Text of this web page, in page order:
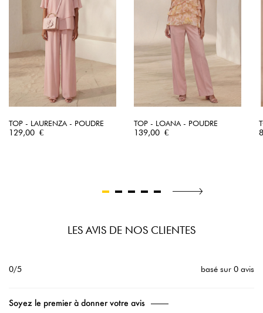
TOP - LAURENZA - POUDRE
Prix
129,00 €
TOP - LOANA - POUDRE
Prix
139,00 €
LES AVIS DE NOS CLIENTES
0/5 basé sur 0 avis
Soyez le premier à donner votre avis